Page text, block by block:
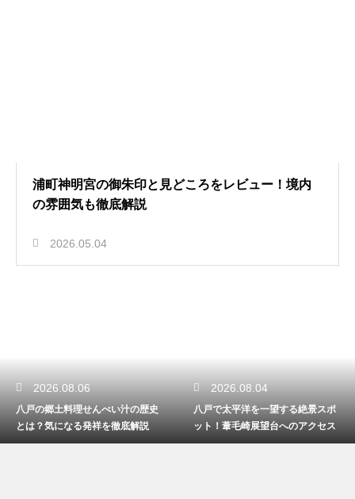
浦町神明宮の御朱印と見どころをレビュー！境内
の雰囲気も徹底解説
2026.05.04
2026.08.06
八戸の郷土料理せんべい汁の歴史
とは？気になる発祥を徹底解説
2026.08.04
八戸で太平洋を一望する絶景スポ
ット！葦毛崎展望台へのアクセス